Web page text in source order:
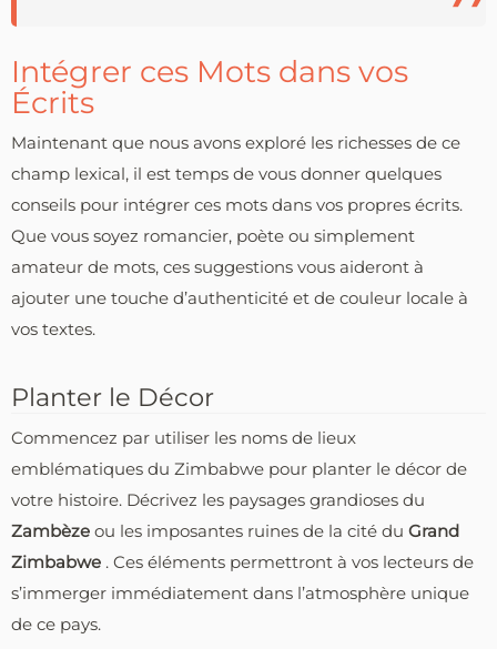
Intégrer ces Mots dans vos
Écrits
Maintenant que nous avons exploré les richesses de ce
champ lexical, il est temps de vous donner quelques
conseils pour intégrer ces mots dans vos propres écrits.
Que vous soyez romancier, poète ou simplement
amateur de mots, ces suggestions vous aideront à
ajouter une touche d’authenticité et de couleur locale à
vos textes.
Planter le Décor
Commencez par utiliser les noms de lieux
emblématiques du Zimbabwe pour planter le décor de
votre histoire. Décrivez les paysages grandioses du
Zambèze ou les imposantes ruines de la cité du Grand
Zimbabwe . Ces éléments permettront à vos lecteurs de
s’immerger immédiatement dans l’atmosphère unique
de ce pays.